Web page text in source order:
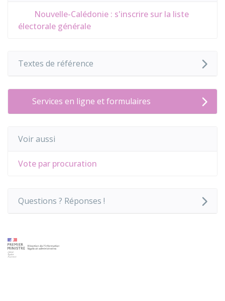
Nouvelle-Calédonie : s'inscrire sur la liste
électorale générale
Textes de référence
Services en ligne et formulaires
Voir aussi
Vote par procuration
Questions ? Réponses !